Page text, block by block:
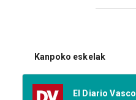
Kanpoko eskelak
El Diario Vasco